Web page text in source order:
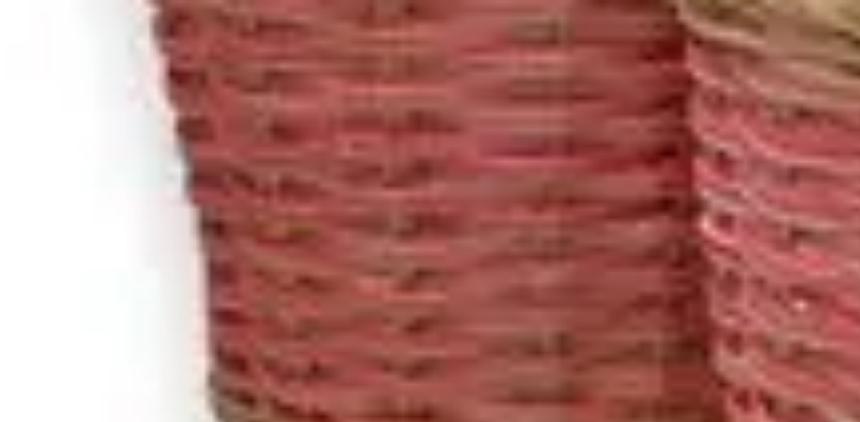
Destination Parfaite
Conseils de voyageConseils pratiques Planification de voyage DécouverteVoyage Urbain
Destination Parfaite